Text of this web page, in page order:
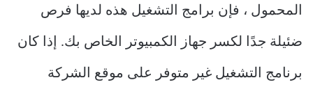
المحمول ، فإن برامج التشغيل هذه لديها فرص
ضئيلة جدًا لكسر جهاز الكمبيوتر الخاص بك. إذا كان
برنامج التشغيل غير متوفر على موقع الشركة